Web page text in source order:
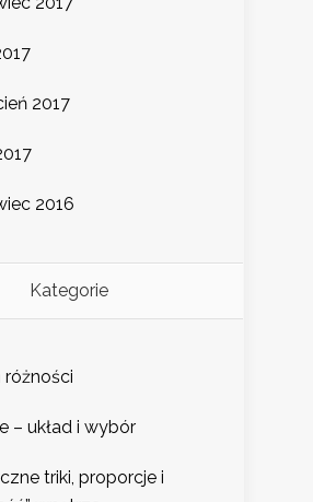
2017
2016
Kategorie
różności
– układ i wybór
triki, proporcje i